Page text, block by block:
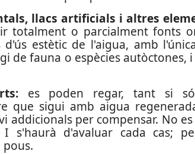
llacs artificials i altres
totalment o parcialment fonts
d'ús estètic de l'aigua, amb
de fauna o espècies autòctones,
es poden regar, tant si
que sigui amb aigua
addicionals per compensar. No
I s'haurà d'avaluar cada cas;
pous.